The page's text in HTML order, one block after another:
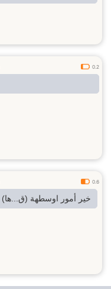
0.2
0.6
خير أمور اوسطهة (ق...ها)